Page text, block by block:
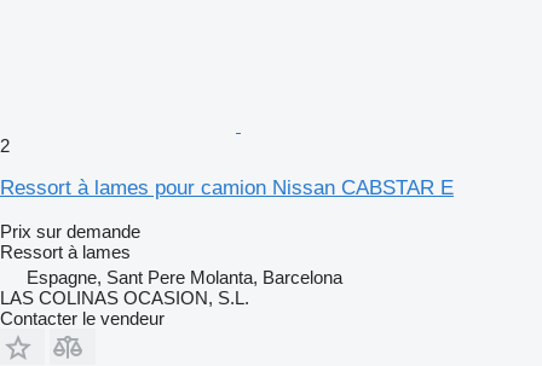
2
Ressort à lames pour camion Nissan CABSTAR E
Prix sur demande
Ressort à lames
Espagne, Sant Pere Molanta, Barcelona
LAS COLINAS OCASION, S.L.
Contacter le vendeur